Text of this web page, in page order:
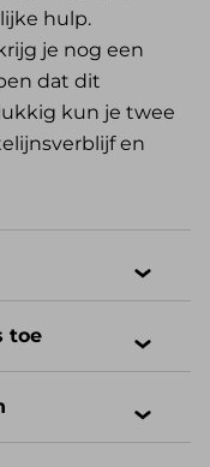
hulp.
je nog een
dat dit
kun je twee
en
toe